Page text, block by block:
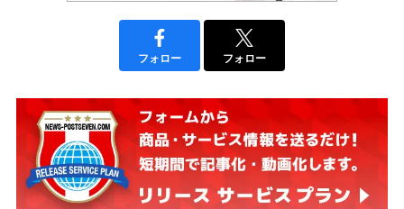
フォロー フォロー